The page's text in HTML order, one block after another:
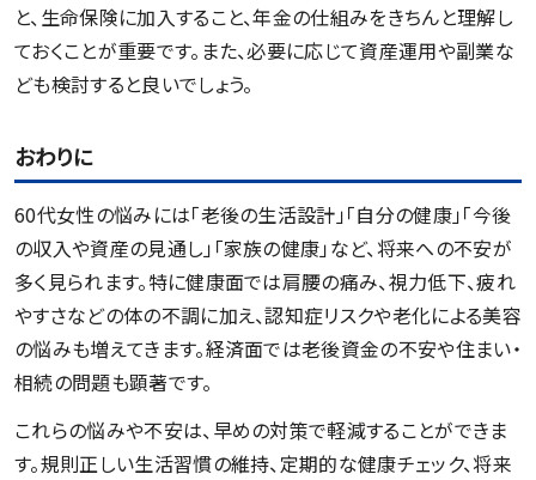
と、生命保険に加入すること、年金の仕組みをきちんと理解し
ておくことが重要です。また、必要に応じて資産運用や副業な
ども検討すると良いでしょう。
おわりに
60代女性の悩みには「老後の生活設計」「自分の健康」「今後
の収入や資産の見通し」「家族の健康」など、将来への不安が
多く見られます。特に健康面では肩腰の痛み、視力低下、疲れ
やすさなどの体の不調に加え、認知症リスクや老化による美容
の悩みも増えてきます。経済面では老後資金の不安や住まい・
相続の問題も顕著です。
これらの悩みや不安は、早めの対策で軽減することができま
す。規則正しい生活習慣の維持、定期的な健康チェック、将来